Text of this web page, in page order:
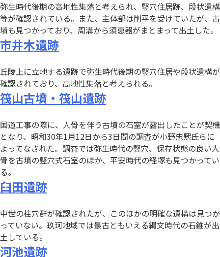
弥生時代後期の高地性集落と考えられ、竪穴住居跡、段状遺構
等が確認されている。また、主体部は削平を受けていたが、古
墳も見つかっており、周溝から須恵器がまとまって出土した。
市井木遺跡
丘陵上に立地する遺跡で弥生時代後期の竪穴住居や段状遺構が
確認されており、高地性集落と考えられる。
筏山古墳・筏山遺跡
国道工事の際に、人骨を伴う古墳の石室が露出したことが契機
となり、昭和30年1月12日から3日間の調査が小野忠熈氏らに
よってなされた。調査では弥生時代の竪穴、保存状態の良い人
骨を古墳の竪穴式石室のほか、平安時代の経塚も見つかってい
る。
臼田遺跡
中世の柱穴群が確認されたが、このほかの明確な遺構は見つか
っていない。玖珂地域では最古ともいえる縄文時代の石錐が出
土している。
河池遺跡